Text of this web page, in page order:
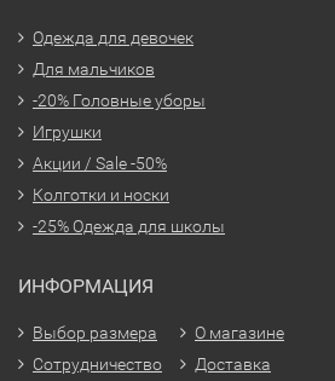
Одежда для девочек
Для мальчиков
-20% Головные уборы
Игрушки
Акции / Sale -50%
Колготки и носки
-25% Одежда для школы
ИНФОРМАЦИЯ
Выбор размера
Сотрудничество
О магазине
Доставка